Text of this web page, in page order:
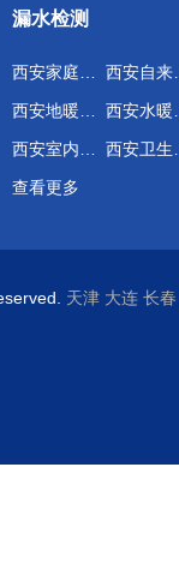
漏水检测
查看更多
天津 大连 长春